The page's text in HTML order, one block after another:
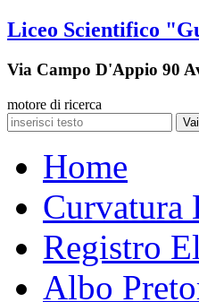
Liceo Scientifico
Via Campo D'Appio 90
motore di ricerca
Vai
Home
Curvatura
Registro
Albo